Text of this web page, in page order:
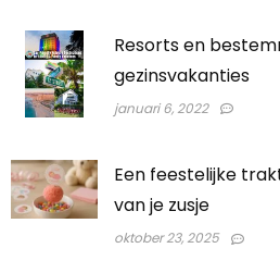
Resorts en
gezinsvakanties
januari 6, 2022
Een feestelijke
van je zusje
oktober 23, 2025